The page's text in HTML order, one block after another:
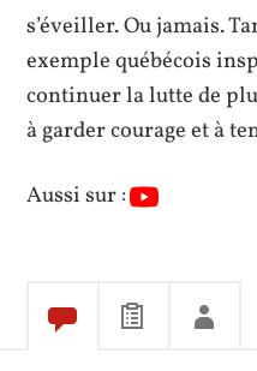
s’éveiller. Ou jamais.
exemple québécois
continuer la lutte de
à garder courage et à
Aussi sur :